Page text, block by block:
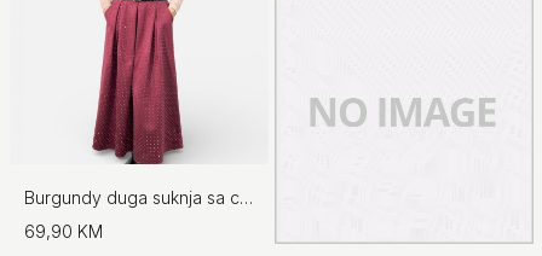
Burgundy duga suknja sa cirkonima
69,90 KM